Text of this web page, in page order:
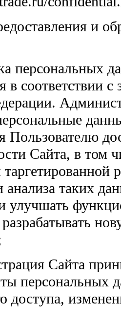
и
персональных
в соответствии с
Пользователю
Сайта, в том
анализа таких
улучшать
Сайта
персональных
доступа,